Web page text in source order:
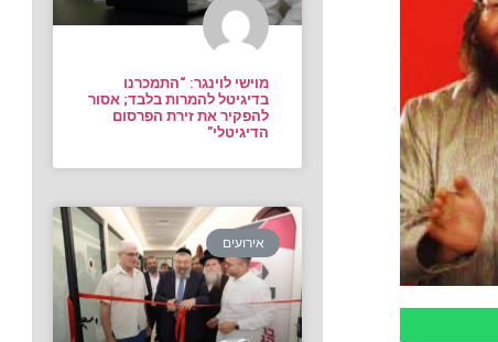
מוישי לוינגר: “התמכרנו
בדיגיטל להמרות בלבד; אסור
להפקיר את זירת הפרסום
הדיגיטלי”
אירועים